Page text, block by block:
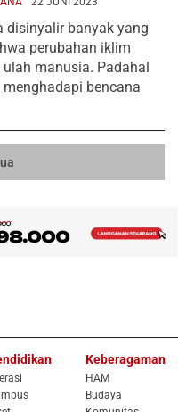
disinyalir banyak yang
perubahan iklim
manusia. Padahal
bencana
Keberagaman
HAM
Budaya